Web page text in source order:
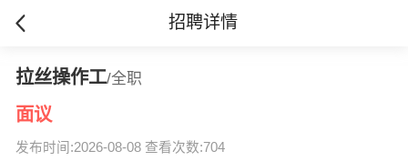
招聘详情
拉丝操作工/全职
面议
发布时间:2026-08-08 查看次数:704